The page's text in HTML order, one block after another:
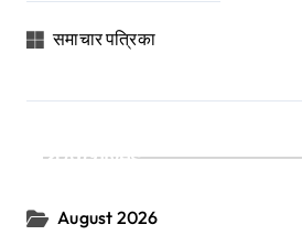
समाचार पत्रिका
Archives
August 2026